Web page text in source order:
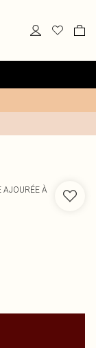
AJOURÉE À